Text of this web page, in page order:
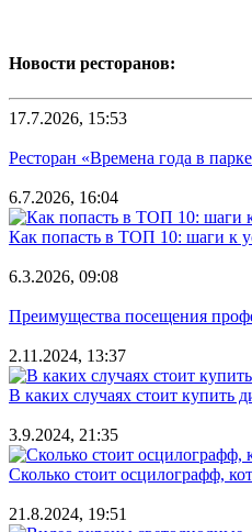
Новости ресторанов:
17.7.2026, 15:53
Ресторан «Времена года в
6.7.2026, 16:04
Как попасть в ТОП 10: шаги к
6.3.2026, 09:08
Преимущества посещения
2.11.2024, 13:37
В каких случаях стоит купить
3.9.2024, 21:35
Сколько стоит осцилографф,
21.8.2024, 19:51